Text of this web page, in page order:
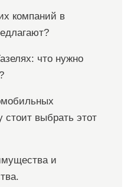
компаний в
что нужно
стоит выбрать этот
и